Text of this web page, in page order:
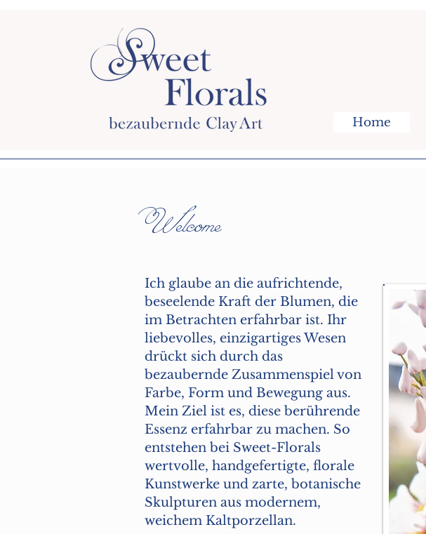
Home
Welcome
Ich glaube an die aufrichtende,
beseelende Kraft der Blumen, die
im Betrachten erfahrbar ist. Ihr
liebevolles, einzigartiges Wesen
drückt sich durch das
bezaubernde Zusammenspiel von
Farbe, Form und Bewegung aus.
Mein Ziel ist es, diese berührende
Essenz erfahrbar zu machen. So
entstehen bei Sweet-Florals
wertvolle, handgefertigte, florale
Kunstwerke und zarte, botanische
Skulpturen aus modernem,
weichem Kaltporzellan.